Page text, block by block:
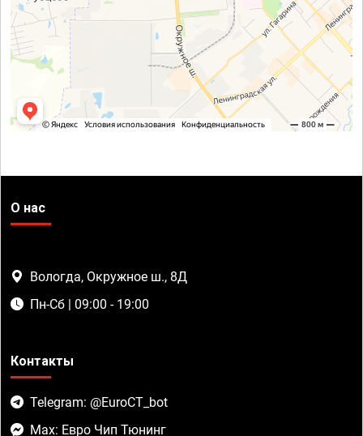
О нас
Вологда, Окружное ш., 8Д
Пн-Сб | 09:00 - 19:00
Контакты
Telegram: @EuroCT_bot
Max: Евро Чип Тюнинг